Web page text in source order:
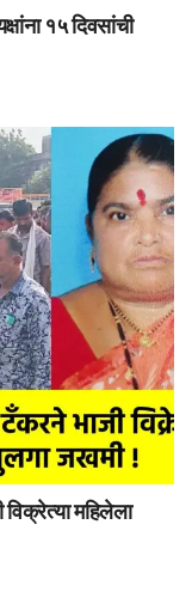
१५ दिवसांची
महिलेला